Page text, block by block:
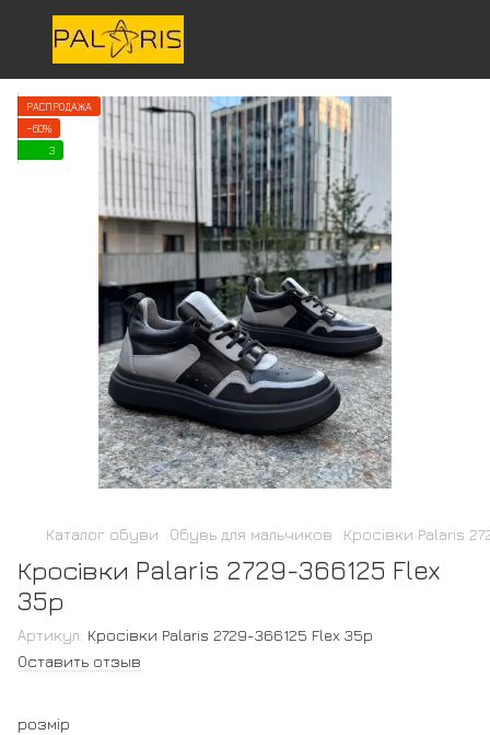
РАСПРОДАЖА
−60%
3
Каталог обуви Обувь для мальчиков Кросівки Palaris
Кросівки Palaris 2729-366125 Flex
35р
Артикул: Кросівки Palaris 2729-366125 Flex 35р
Оставить отзыв
розмір